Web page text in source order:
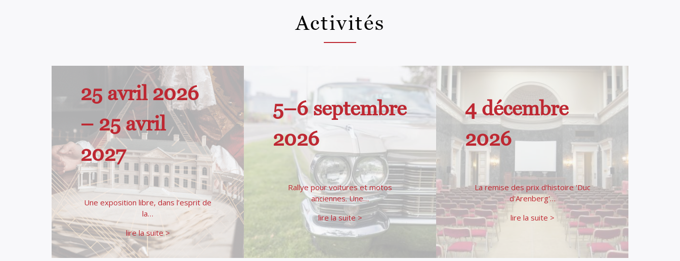
Activités
25 avril 2026
– 25 avril
2027
Une exposition libre, dans l’esprit de
la…
lire la suite >
5–6 septembre
2026
Rallye pour voitures et motos
anciennes. Une…
lire la suite >
4 décembre
2026
La remise des prix d'histoire 'Duc
d'Arenberg'…
lire la suite >